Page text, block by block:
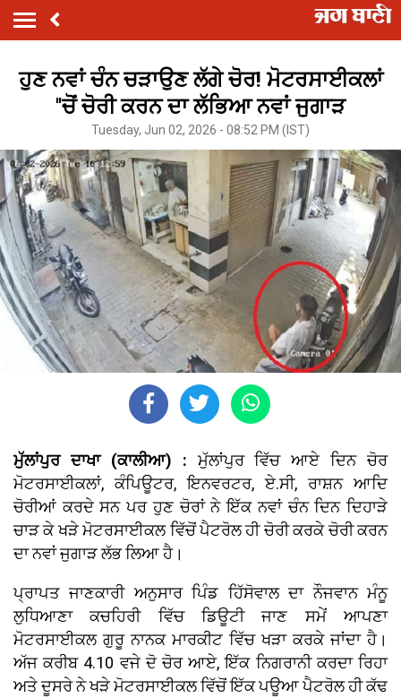
ਹੁਣ ਨਵਾਂ ਚੰਨ ਚੜਾਉਣ ਲੱਗੇ ਚੋਰ! ਮੋਟਰਸਾਈਕਲਾਂ
''ਚੋਂ ਚੋਰੀ ਕਰਨ ਦਾ ਲੱਭਿਆ ਨਵਾਂ ਜੁਗਾੜ
Tuesday, Jun 02, 2026 - 08:52 PM (IST)
ਮੁੱਲਾਂਪੁਰ ਦਾਖਾ (ਕਾਲੀਆ) : ਮੁੱਲਾਂਪੁਰ ਵਿੱਚ ਆਏ ਦਿਨ ਚੋਰ
ਮੋਟਰਸਾਈਕਲਾਂ, ਕੰਪਿਊਟਰ, ਇਨਵਰਟਰ, ਏ.ਸੀ, ਰਾਸ਼ਨ ਆਦਿ
ਚੋਰੀਆਂ ਕਰਦੇ ਸਨ ਪਰ ਹੁਣ ਚੋਰਾਂ ਨੇ ਇੱਕ ਨਵਾਂ ਚੰਨ ਦਿਨ ਦਿਹਾੜੇ
ਚਾੜ ਕੇ ਖੜੇ ਮੋਟਰਸਾਈਕਲ ਵਿੱਚੋਂ ਪੈਟਰੋਲ ਹੀ ਚੋਰੀ ਕਰਕੇ ਚੋਰੀ ਕਰਨ
ਦਾ ਨਵਾਂ ਜੁਗਾੜ ਲੱਭ ਲਿਆ ਹੈ।
ਪ੍ਰਾਪਤ ਜਾਣਕਾਰੀ ਅਨੁਸਾਰ ਪਿੰਡ ਹਿੱਸੋਵਾਲ ਦਾ ਨੌਜਵਾਨ ਮੰਨੂ
ਲੁਧਿਆਣਾ ਕਚਹਿਰੀ ਵਿੱਚ ਡਿਊਟੀ ਜਾਣ ਸਮੇਂ ਆਪਣਾ
ਮੋਟਰਸਾਈਕਲ ਗੁਰੂ ਨਾਨਕ ਮਾਰਕੀਟ ਵਿੱਚ ਖੜਾ ਕਰਕੇ ਜਾਂਦਾ ਹੈ।
ਅੱਜ ਕਰੀਬ 4.10 ਵਜੇ ਦੋ ਚੋਰ ਆਏ, ਇੱਕ ਨਿਗਰਾਨੀ ਕਰਦਾ ਰਿਹਾ
ਅਤੇ ਦੂਸਰੇ ਨੇ ਖੜੇ ਮੋਟਰਸਾਈਕਲ ਵਿੱਚੋਂ ਇੱਕ ਪਊਆ ਪੈਟਰੋਲ ਹੀ ਕੱਢ